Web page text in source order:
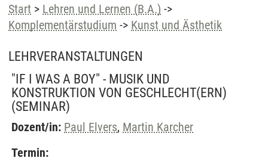
Start > Lehren und Lernen (B.A.) ->
Komplementärstudium -> Kunst und Ästhetik
LEHRVERANSTALTUNGEN
"IF I WAS A BOY" - MUSIK UND
KONSTRUKTION VON GESCHLECHT(ERN)
(SEMINAR)
Dozent/in: Paul Elvers, Martin Karcher
Termin: